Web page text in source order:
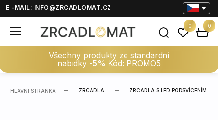
E -MAIL: INFO@ZRCADLOMAT.CZ
Všechny produkty ze standardní
nabídky -5% Kód: PROMO5
0 0
HLAVNÍ STRÁNKA ZRCADLA ZRCADLA S LED PODSVÍCENÍM